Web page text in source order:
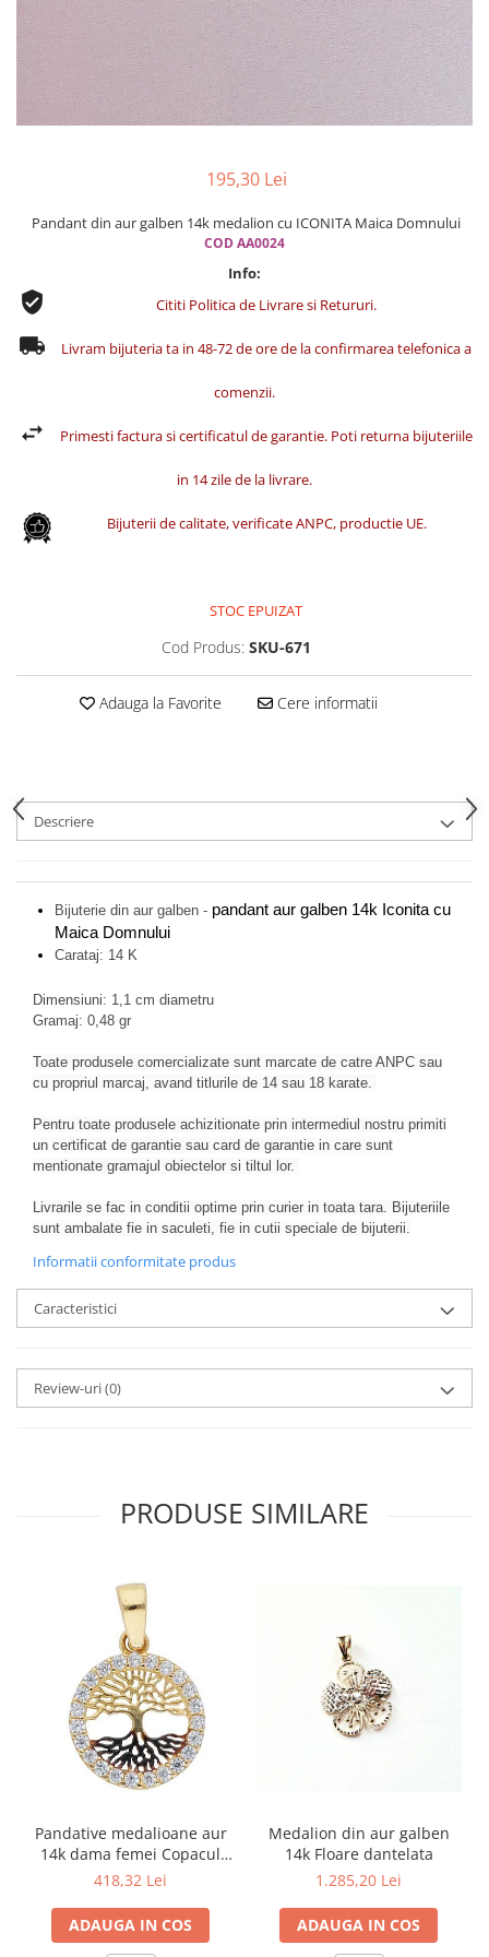
Cercei din aur dama
Cercei de aur lungi cu lant
Cercei din aur tortite
Cercei din aur alb
195,30 Lei
Pandant din aur galben 14k medalion cu ICONITA Maica Domnului
COD AA0024
Info:
Cititi Politica de Livrare si Retururi.
Livram bijuteria ta in 48-72 de ore de la confirmarea telefonica a
comenzii.
Primesti factura si certificatul de garantie. Poti returna bijuteriile
in 14 zile de la livrare.
Bijuterii de calitate, verificate ANPC, productie UE.
STOC EPUIZAT
Cod Produs: SKU-671
Adauga la Favorite Cere informatii
Descriere
Bijuterie din aur galben - pandant aur galben 14k Iconita cu
Maica Domnului
Carataj: 14 K
Dimensiuni: 1,1 cm diametru
Gramaj: 0,48 gr
Toate produsele comercializate sunt marcate de catre ANPC sau
cu propriul marcaj, avand titlurile de 14 sau 18 karate.
Pentru toate produsele achizitionate prin intermediul nostru primiti
un certificat de garantie sau card de garantie in care sunt
mentionate gramajul obiectelor si tiltul lor.
Livrarile se fac in conditii optime prin curier in toata tara. Bijuteriile
sunt ambalate fie in saculeti, fie in cutii speciale de bijuterii.
Informatii conformitate produs
Caracteristici
Review-uri(0)
PRODUSE SIMILARE
Pandative medalioane aur
14k dama femei Copacul
Vietii
418,32 Lei
ADAUGA IN COS
Medalion din aur galben
14k Floare dantelata
1.285,20 Lei
ADAUGA IN COS